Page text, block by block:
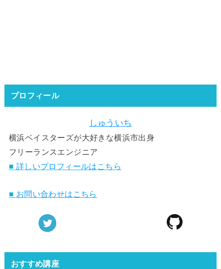
プロフィール
しゅういち
横浜ベイスターズが大好きな横浜市出身
フリーランスエンジニア
■ 詳しいプロフィールはこちら
■ お問い合わせはこちら
おすすめ講座